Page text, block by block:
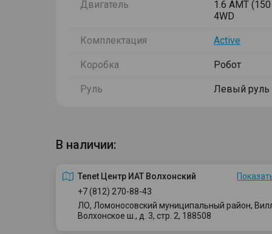
Двигатель
1.6 AMT (150
4WD
Комплектация Active
Коробка Робот
Руль Левый руль
В наличии:
Tenet Центр ИАТ Волхонский
+7 (812) 270-88-43
ЛО, Ломоносовский муниципальный район,
Волхонское ш., д. 3, стр. 2, 188508